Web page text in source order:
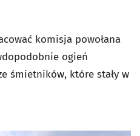
komisja powołana
ogień
śmietników, które stały w